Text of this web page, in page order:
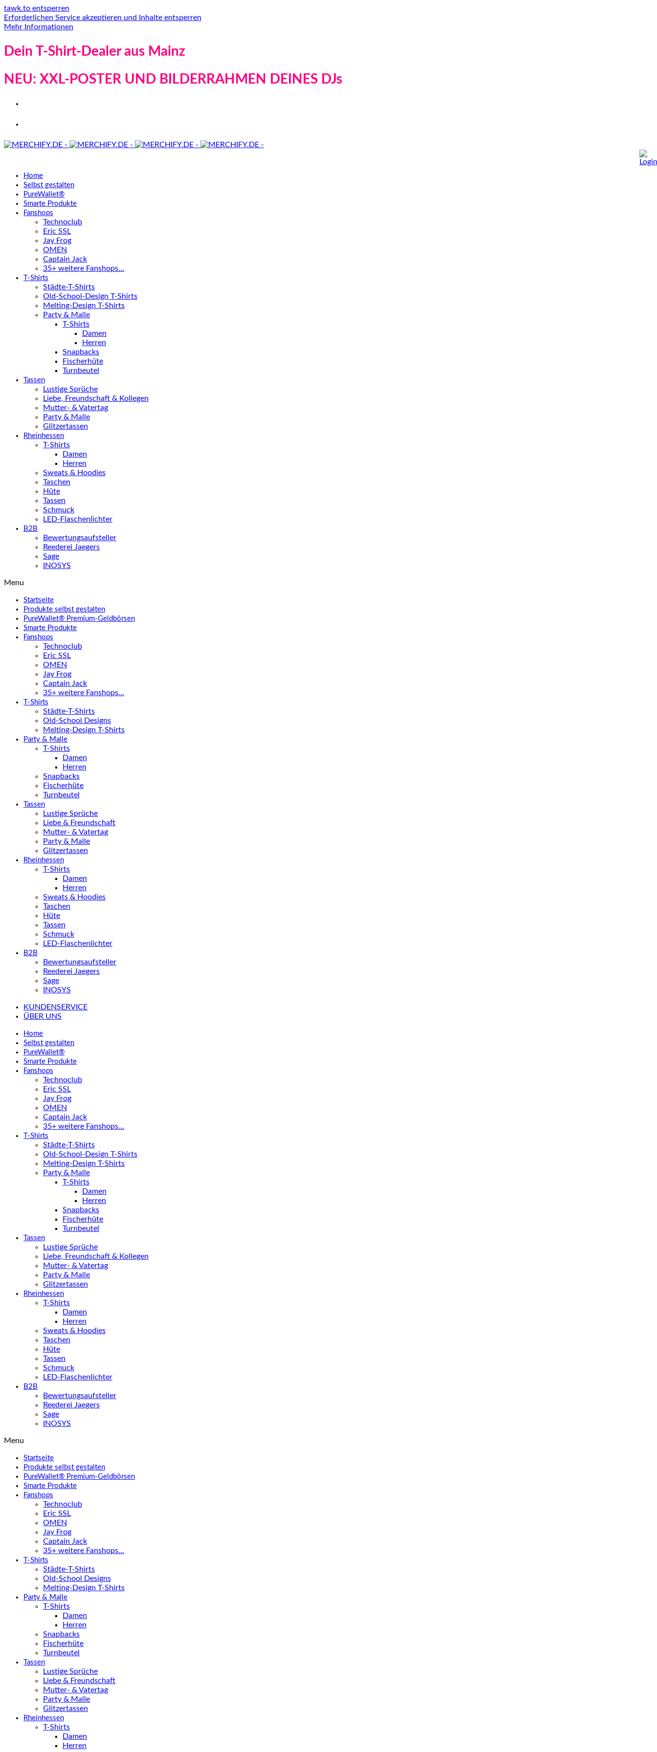
tawk.to entsperren
Erforderlichen Service akzeptieren und Inhalte entsperren
Mehr Informationen
Dein T-Shirt-Dealer aus Mainz
NEU: XXL-POSTER UND BILDERRAHMEN DEINES DJs
Home
Selbst gestalten
PureWallet®
Smarte Produkte
Fanshops
Technoclub
Eric SSL
Jay Frog
OMEN
Captain Jack
35+ weitere Fanshops…
T-Shirts
Städte-T-Shirts
Old-School-Design T-Shirts
Melting-Design T-Shirts
Party & Malle
T-Shirts
Damen
Herren
Snapbacks
Fischerhüte
Turnbeutel
Tassen
Lustige Sprüche
Liebe, Freundschaft & Kollegen
Mutter- & Vatertag
Party & Malle
Glitzertassen
Rheinhessen
T-Shirts
Damen
Herren
Sweats & Hoodies
Taschen
Hüte
Tassen
Schmuck
LED-Flaschenlichter
B2B
Bewertungsaufsteller
Reederei Jaegers
Sage
INOSYS
Menu
Startseite
Produkte selbst gestalten
PureWallet® Premium-Geldbörsen
Smarte Produkte
Fanshops
Technoclub
Eric SSL
OMEN
Jay Frog
Captain Jack
35+ weitere Fanshops…
T-Shirts
Städte-T-Shirts
Old-School Designs
Melting-Design T-Shirts
Party & Malle
T-Shirts
Damen
Herren
Snapbacks
Fischerhüte
Turnbeutel
Tassen
Lustige Sprüche
Liebe & Freundschaft
Mutter- & Vatertag
Party & Malle
Glitzertassen
Rheinhessen
T-Shirts
Damen
Herren
Sweats & Hoodies
Taschen
Hüte
Tassen
Schmuck
LED-Flaschenlichter
B2B
Bewertungsaufsteller
Reederei Jaegers
Sage
INOSYS
KUNDENSERVICE
ÜBER UNS
Home
Selbst gestalten
PureWallet®
Smarte Produkte
Fanshops
Technoclub
Eric SSL
Jay Frog
OMEN
Captain Jack
35+ weitere Fanshops…
T-Shirts
Städte-T-Shirts
Old-School-Design T-Shirts
Melting-Design T-Shirts
Party & Malle
T-Shirts
Damen
Herren
Snapbacks
Fischerhüte
Turnbeutel
Tassen
Lustige Sprüche
Liebe, Freundschaft & Kollegen
Mutter- & Vatertag
Party & Malle
Glitzertassen
Rheinhessen
T-Shirts
Damen
Herren
Sweats & Hoodies
Taschen
Hüte
Tassen
Schmuck
LED-Flaschenlichter
B2B
Bewertungsaufsteller
Reederei Jaegers
Sage
INOSYS
Menu
Startseite
Produkte selbst gestalten
PureWallet® Premium-Geldbörsen
Smarte Produkte
Fanshops
Technoclub
Eric SSL
OMEN
Jay Frog
Captain Jack
35+ weitere Fanshops…
T-Shirts
Städte-T-Shirts
Old-School Designs
Melting-Design T-Shirts
Party & Malle
T-Shirts
Damen
Herren
Snapbacks
Fischerhüte
Turnbeutel
Tassen
Lustige Sprüche
Liebe & Freundschaft
Mutter- & Vatertag
Party & Malle
Glitzertassen
Rheinhessen
T-Shirts
Damen
Herren